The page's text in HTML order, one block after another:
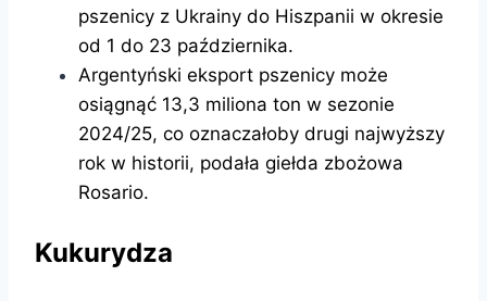
pszenicy z Ukrainy do Hiszpanii w okresie
od 1 do 23 października.
Argentyński eksport pszenicy może
osiągnąć 13,3 miliona ton w sezonie
2024/25, co oznaczałoby drugi najwyższy
rok w historii, podała giełda zbożowa
Rosario.
Kukurydza